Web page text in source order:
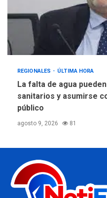
REGIONALES ÚLTIMA HORA
La falta de agua
sanitarios y asumirse
público
agosto 9, 2026 81